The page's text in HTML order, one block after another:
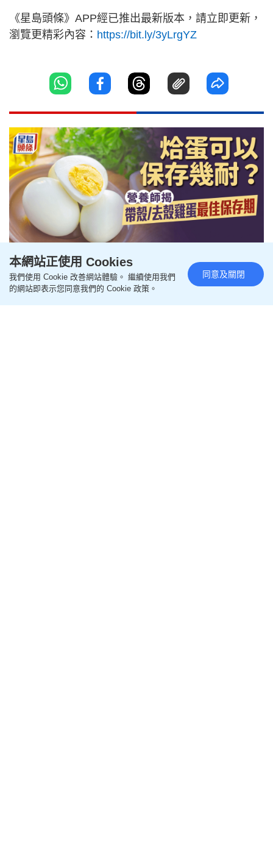
《星島頭條》APP經已推出最新版本，請立即更新，
瀏覽更精彩內容： https://bit.ly/3yLrgYZ
烚蛋可以保存幾耐？營養師揭帶
殼/去殼雞蛋最佳保存期 警告這狀
本網站正使用 Cookies
我們使用 Cookie 改善網站體驗。 繼續使用我們
的網站即表示您同意我們的 Cookie 政策。
同意及關閉